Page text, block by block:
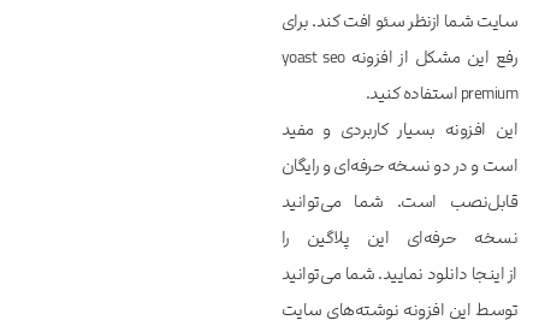
سایت شما ازنظر سئو افت کند. برای
رفع این مشکل از افزونه yoast seo
premium استفاده کنید.
این افزونه بسیار کاربردی و مفید
است و در دو نسخه حرفه‌ای و رایگان
قابل‌نصب است. شما می‌توانید
نسخه حرفه‌ای این پلاگین را
از اینجا دانلود نمایید. شما می‌توانید
توسط این افزونه نوشته‌های سایت